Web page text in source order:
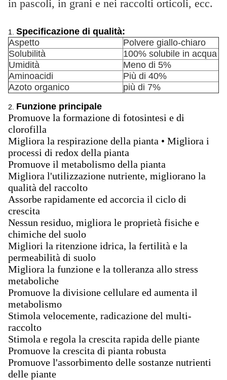
in pascoli, in grani e nei raccolti orticoli, ecc.
1. Specificazione di qualità:
Aspetto
Polvere giallo-chiaro
Solubilità
100% solubile in acqua
Umidità
Meno di 5%
Aminoacidi
Più di 40%
Azoto organico
più di 7%
2. Funzione principale
Promuove la formazione di fotosintesi e di
clorofilla
Migliora la respirazione della pianta • Migliora i
processi di redox della pianta
Promuove il metabolismo della pianta
Migliora l'utilizzazione nutriente, migliorano la
qualità del raccolto
Assorbe rapidamente ed accorcia il ciclo di
crescita
Nessun residuo, migliora le proprietà fisiche e
chimiche del suolo
Migliori la ritenzione idrica, la fertilità e la
permeabilità di suolo
Migliora la funzione e la tolleranza allo stress
metaboliche
Promuove la divisione cellulare ed aumenta il
metabolismo
Stimola velocemente, radicazione del multi-
raccolto
Stimola e regola la crescita rapida delle piante
Promuove la crescita di pianta robusta
Promuove l'assorbimento delle sostanze nutrienti
delle piante